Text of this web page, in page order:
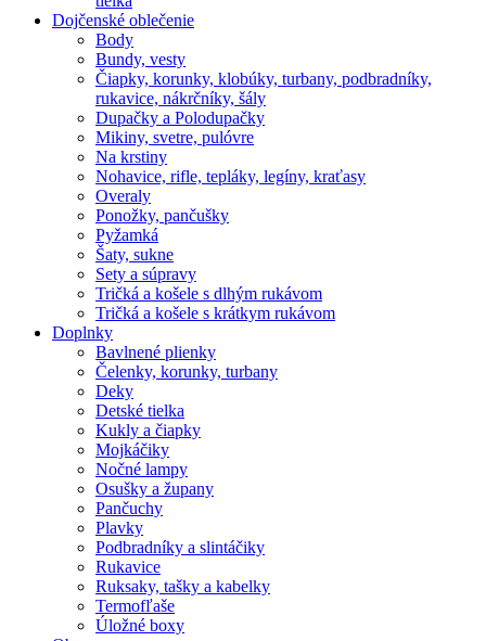
Dojčenské oblečenie
Body
Bundy, vesty
Čiapky, korunky, klobúky, turbany, podbradníky,
rukavice, nákrčníky, šály
Dupačky a Polodupačky
Mikiny, svetre, pulóvre
Na krstiny
Nohavice, rifle, tepláky, legíny, kraťasy
Overaly
Ponožky, pančušky
Pyžamká
Šaty, sukne
Sety a súpravy
Tričká a košele s dlhým rukávom
Tričká a košele s krátkym rukávom
Doplnky
Bavlnené plienky
Čelenky, korunky, turbany
Deky
Detské tielka
Kukly a čiapky
Mojkáčiky
Nočné lampy
Osušky a župany
Pančuchy
Plavky
Podbradníky a slintáčiky
Rukavice
Ruksaky, tašky a kabelky
Termofľaše
Úložné boxy